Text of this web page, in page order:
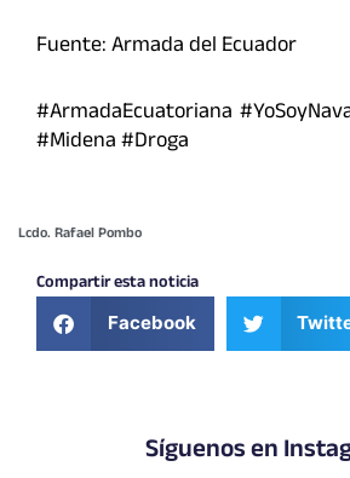
Fuente: Armada del Ecuador
#ArmadaEcuatoriana
#Midena #Droga
Lcdo. Rafael Pombo
Compartir esta noticia
Facebook
Síguenos en